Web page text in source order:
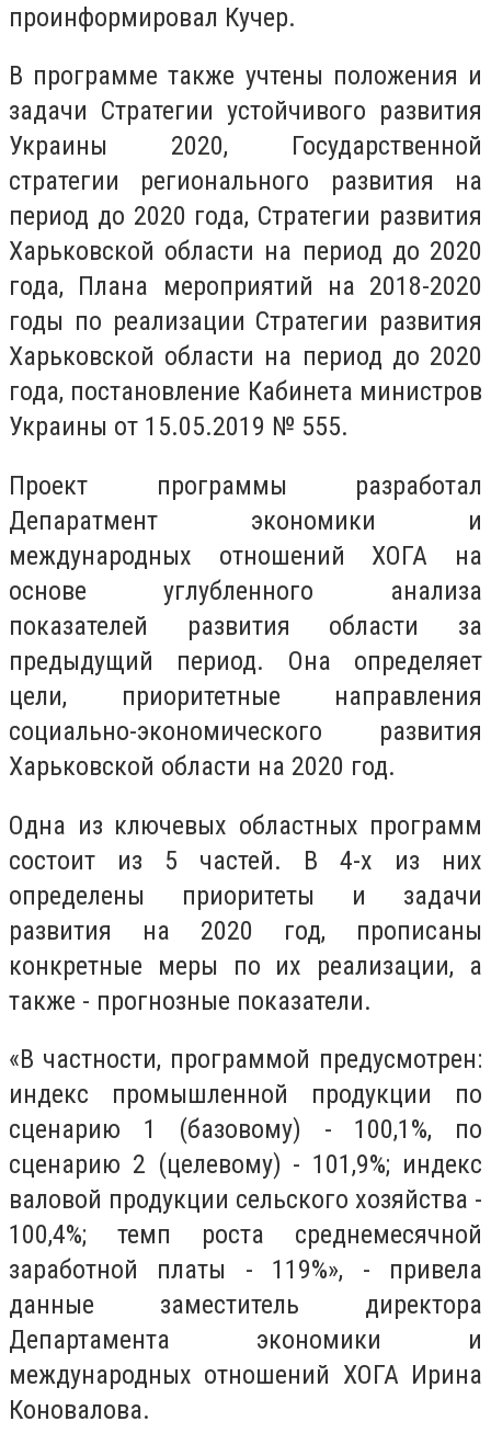
проинформировал Кучер.
В программе также учтены положения и
задачи Стратегии устойчивого развития
Украины 2020, Государственной
стратегии регионального развития на
период до 2020 года, Стратегии развития
Харьковской области на период до 2020
года, Плана мероприятий на 2018-2020
годы по реализации Стратегии развития
Харьковской области на период до 2020
года, постановление Кабинета министров
Украины от 15.05.2019 № 555.
Проект программы разработал
Депаратмент экономики и
международных отношений ХОГА на
основе углубленного анализа
показателей развития области за
предыдущий период. Она определяет
цели, приоритетные направления
социально-экономического развития
Харьковской области на 2020 год.
Одна из ключевых областных программ
состоит из 5 частей. В 4-х из них
определены приоритеты и задачи
развития на 2020 год, прописаны
конкретные меры по их реализации, а
также - прогнозные показатели.
«В частности, программой предусмотрен:
индекс промышленной продукции по
сценарию 1 (базовому) - 100,1%, по
сценарию 2 (целевому) - 101,9%; индекс
валовой продукции сельского хозяйства -
100,4%; темп роста среднемесячной
заработной платы - 119%», - привела
данные заместитель директора
Департамента экономики и
международных отношений ХОГА Ирина
Коновалова.